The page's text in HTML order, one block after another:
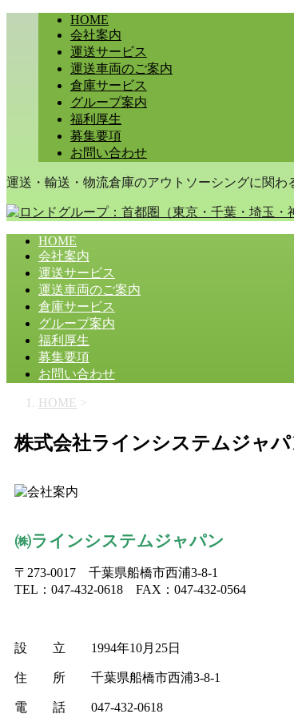
HOME
会社案内
運送サービス
運送車両のご案内
倉庫サービス
グループ案内
福利厚生
募集要項
お問い合わせ
運送・輸送・物流倉庫のアウトソーシングに関わ
HOME
会社案内
運送サービス
運送車両のご案内
倉庫サービス
グループ案内
福利厚生
募集要項
お問い合わせ
HOME >
株式会社ラインシステムジャパ
㈱ラインシステムジャパン
〒273-0017 千葉県船橋市西浦3-8-1
TEL：047-432-0618 FAX：047-432-0564
設 立 1994年10月25日
住 所 千葉県船橋市西浦3-8-1
電 話 047-432-0618